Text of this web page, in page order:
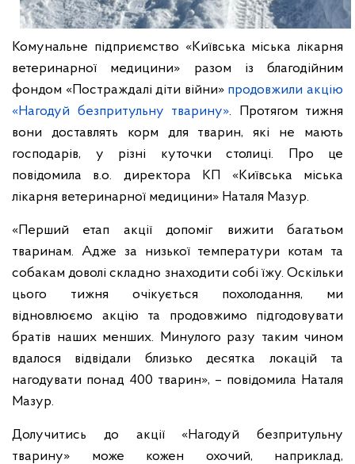
Комунальне підприємство «Київська міська лікарня
ветеринарної медицини» разом із благодійним
фондом «Постраждалі діти війни» продовжили акцію
«Нагодуй безпритульну тварину». Протягом тижня
вони доставлять корм для тварин, які не мають
господарів, у різні куточки столиці. Про це
повідомила в.о. директора КП «Київська міська
лікарня ветеринарної медицини» Наталя Мазур.
«Перший етап акції допоміг вижити багатьом
тваринам. Адже за низької температури котам та
собакам доволі складно знаходити собі їжу. Оскільки
цього тижня очікується похолодання, ми
відновлюємо акцію та продовжимо підгодовувати
братів наших менших. Минулого разу таким чином
вдалося відвідали близько десятка локацій та
нагодувати понад 400 тварин», – повідомила Наталя
Мазур.
Долучитись до акції «Нагодуй безпритульну
тварину» може кожен охочий, наприклад,